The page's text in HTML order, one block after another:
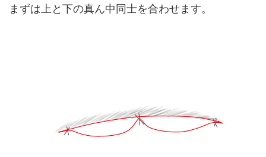
まずは上と下の真ん中同士を合わせます。